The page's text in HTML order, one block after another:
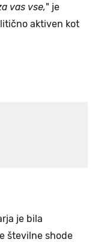
vas vse," je
aktiven kot
je bila
številne shode